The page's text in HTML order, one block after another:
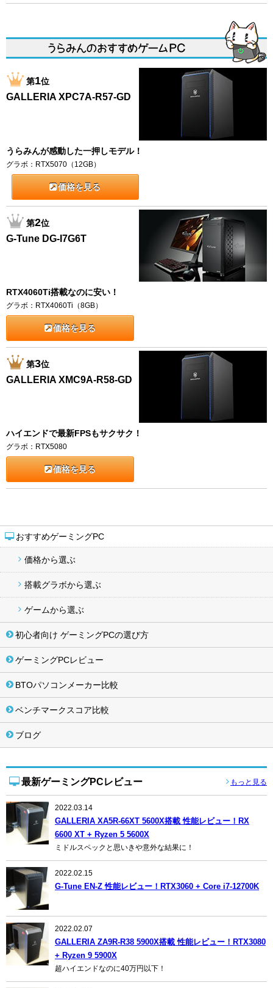
おすすめゲーミングPC
価格から選ぶ
搭載グラボから選ぶ
ゲームから選ぶ
初心者向け ゲーミングPCの選び方
ゲーミングPCレビュー
BTOパソコンメーカー比較
ベンチマークスコア比較
ブログ
最新ゲーミングPCレビュー もっと見る
2022.03.14
GALLERIA XA5R-66XT 5600X搭載 性能レビュー！RX
6600 XT + Ryzen 5 5600X
ミドルスペックと思いきや意外な結果に！
2022.02.15
G-Tune EN-Z 性能レビュー！RTX3060 + Core i7-12700K
2022.02.07
GALLERIA ZA9R-R38 5900X搭載 性能レビュー！RTX3080
+ Ryzen 9 5900X
超ハイエンドなのに40万円以下！
第1位
GALLERIA XPC7A-R57-GD
うらみんが感動した一押しモデル！
グラボ：RTX5070（12GB）
価格を見る
第2位
G-Tune DG-I7G6T
RTX4060Ti搭載なのに安い！
グラボ：RTX4060Ti（8GB）
価格を見る
第3位
GALLERIA XMC9A-R58-GD
ハイエンドで最新FPSもサクサク！
グラボ：RTX5080
価格を見る